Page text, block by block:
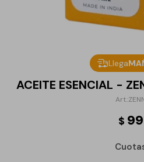
Llega
ACEITE ESENCIAL -
$ 99